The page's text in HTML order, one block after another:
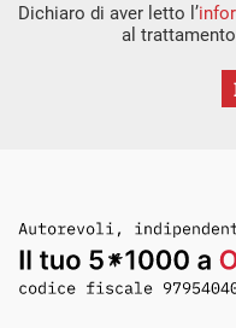
Dichiaro di aver letto l’
al